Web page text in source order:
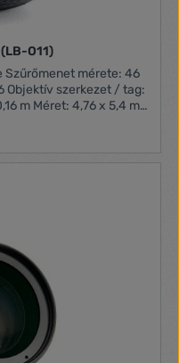
Lensbaby Edge 50mm f/3.2-22 (LB-O11)